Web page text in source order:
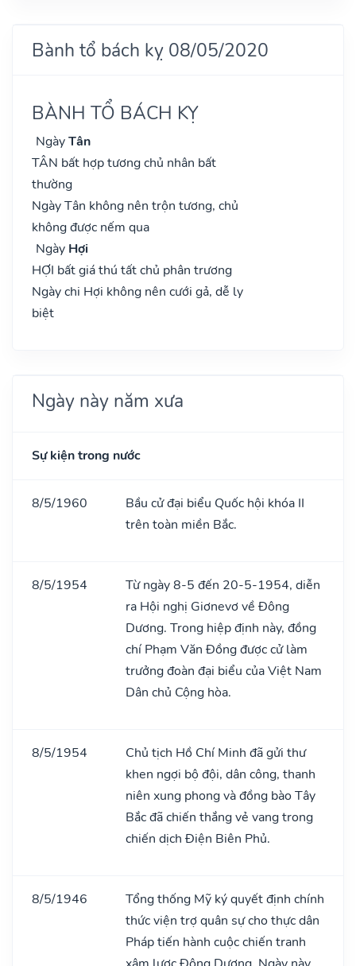
Bành tổ bách kỵ 08/05/2020
BÀNH TỔ BÁCH KỴ
NgàyTân
TÂN bất hợp tương chủ nhân bất
thường
Ngày Tân không nên trộn tương, chủ
không được nếm qua
Ngày Hợi
HỢI bất giá thú tất chủ phân trương
Ngày chi Hợi không nên cưới gả, dễ ly
biệt
Ngày này năm xưa
Sự kiện trong nước
8/5/1960
Bầu cử đại biểu Quốc hội khóa II
trên toàn miền Bắc.
8/5/1954
Từ ngày 8-5 đến 20-5-1954, diễn
ra Hội nghị Giơnevơ về Đông
Dương. Trong hiệp định này, đồng
chí Phạm Văn Đồng được cử làm
trưởng đoàn đại biểu của Việt Nam
Dân chủ Cộng hòa.
8/5/1954
Chủ tịch Hồ Chí Minh đã gửi thư
khen ngợi bộ đội, dân công, thanh
niên xung phong và đồng bào Tây
Bắc đã chiến thắng vẻ vang trong
chiến dịch Điện Biên Phủ.
8/5/1946
Tổng thống Mỹ ký quyết định chính
thức viện trợ quân sự cho thực dân
Pháp tiến hành cuộc chiến tranh